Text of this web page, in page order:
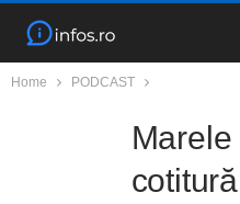
Home PODCAST